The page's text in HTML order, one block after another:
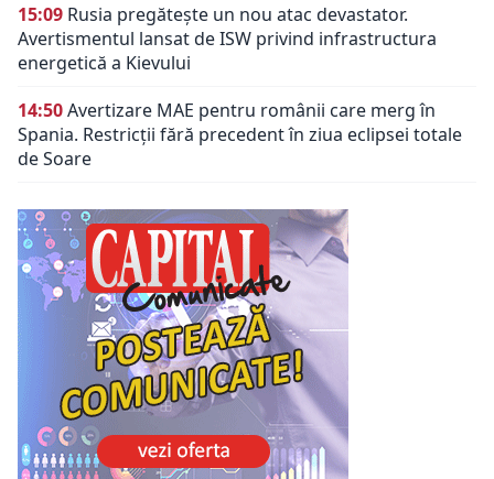
15:09 Rusia pregătește un nou atac devastator.
Avertismentul lansat de ISW privind infrastructura
energetică a Kievului
14:50Avertizare MAE pentru românii care merg în
Spania. Restricții fără precedent în ziua eclipsei totale
de Soare